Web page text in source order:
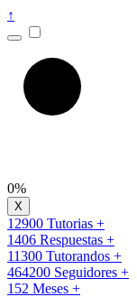
↑
0%
12900 Tutorias +
1406 Respuestas +
11300 Tutorandos +
464200 Seguidores +
152 Meses +